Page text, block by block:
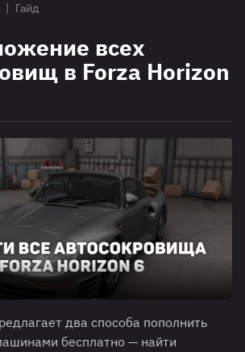
| Гайд
всех
в Forza Horizon
два способа пополнить
бесплатно — найти